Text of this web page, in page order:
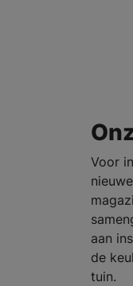
Voor
aan
de
tuin.